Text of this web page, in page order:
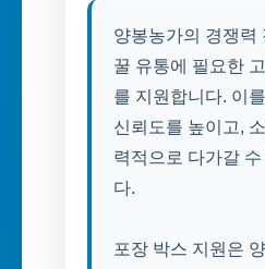
양봉농가의 경쟁력
꿀 유통에 필요한
를 지원합니다. 이
신뢰도를 높이고,
력적으로 다가갈 수
다.
포장 박스 지원은